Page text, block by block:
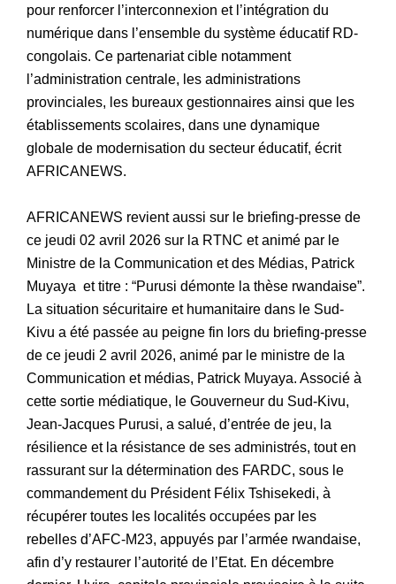
pour renforcer l’interconnexion et l’intégration du
numérique dans l’ensemble du système éducatif RD-
congolais. Ce partenariat cible notamment
l’administration centrale, les administrations
provinciales, les bureaux gestionnaires ainsi que les
établissements scolaires, dans une dynamique
globale de modernisation du secteur éducatif, écrit
AFRICANEWS.
AFRICANEWS revient aussi sur le briefing-presse de
ce jeudi 02 avril 2026 sur la RTNC et animé par le
Ministre de la Communication et des Médias, Patrick
Muyaya et titre : “Purusi démonte la thèse rwandaise”.
La situation sécuritaire et humanitaire dans le Sud-
Kivu a été passée au peigne fin lors du briefing-presse
de ce jeudi 2 avril 2026, animé par le ministre de la
Communication et médias, Patrick Muyaya. Associé à
cette sortie médiatique, le Gouverneur du Sud-Kivu,
Jean-Jacques Purusi, a salué, d’entrée de jeu, la
résilience et la résistance de ses administrés, tout en
rassurant sur la détermination des FARDC, sous le
commandement du Président Félix Tshisekedi, à
récupérer toutes les localités occupées par les
rebelles d’AFC-M23, appuyés par l’armée rwandaise,
afin d’y restaurer l’autorité de l’Etat. En décembre